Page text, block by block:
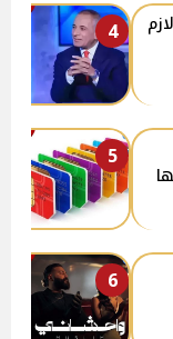
4
5
6